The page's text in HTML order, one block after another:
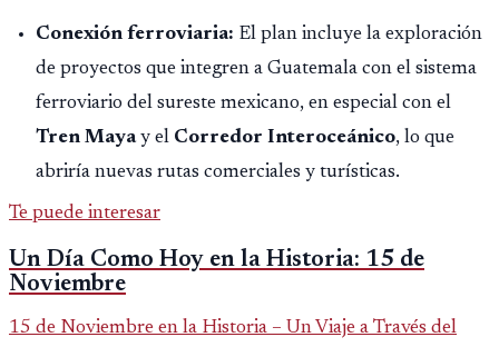
Conexión ferroviaria: El plan incluye la exploración
de proyectos que integren a Guatemala con el sistema
ferroviario del sureste mexicano, en especial con el
Tren Mayay el Corredor Interoceánico, lo que
abriría nuevas rutas comerciales y turísticas.
Te puede interesar
Un Día Como Hoy en la Historia: 15 de
Noviembre
15 de Noviembre en la Historia – Un Viaje a Través del